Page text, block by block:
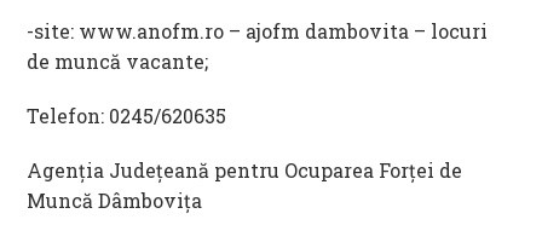
-site: www.anofm.ro – ajofm dambovita – locuri
de muncă vacante;
Telefon: 0245/620635
Agenția Județeană pentru Ocuparea Forței de
Muncă Dâmbovița